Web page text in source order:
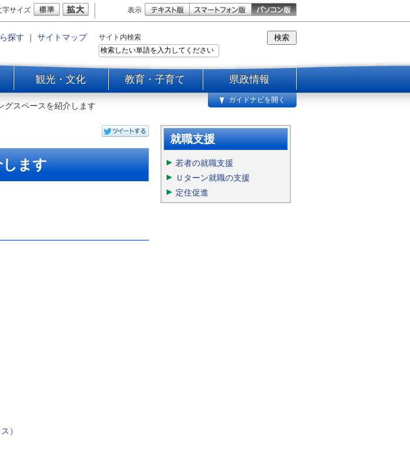
字サイズ 表示
探す ｜ サイトマップ サイト内検索
観光・文化 教育・子育て 県政情報
グスペースを紹介します
ガイドナビを開く
ます
）
就職支援
若者の就職支援
Ｕターン就職の支援
定住促進